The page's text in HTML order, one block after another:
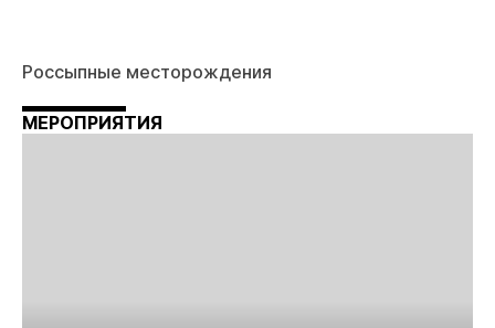
Россыпные месторождения
МЕРОПРИЯТИЯ